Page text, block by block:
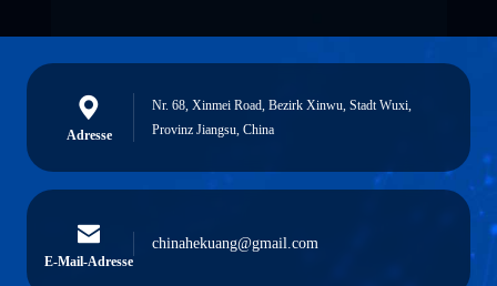
Adresse
Nr. 68, Xinmei Road, Bezirk Xinwu, Stadt Wuxi,
Provinz Jiangsu, China
E-Mail-Adresse
chinahekuang@gmail.com